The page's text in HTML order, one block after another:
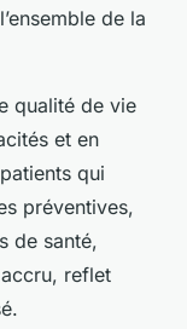
de la
qualité de vie
et en
qui
préventives,
de santé,
reflet